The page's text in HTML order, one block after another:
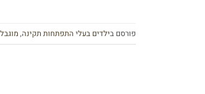
פורסם בילדים בעלי התפתחות תקינה,